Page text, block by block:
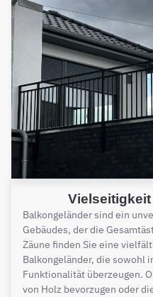
Balkongeländer sind ein
Gebäudes, der die
Zäune finden Sie eine
Balkongeländer, die sowohl
Funktionalität überzeugen.
von Holz bevorzugen oder